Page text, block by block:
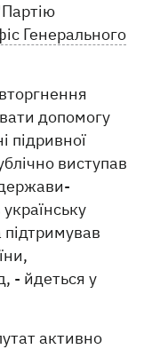
Генерального
допомогу
підривної
виступав
- йдеться у
активно